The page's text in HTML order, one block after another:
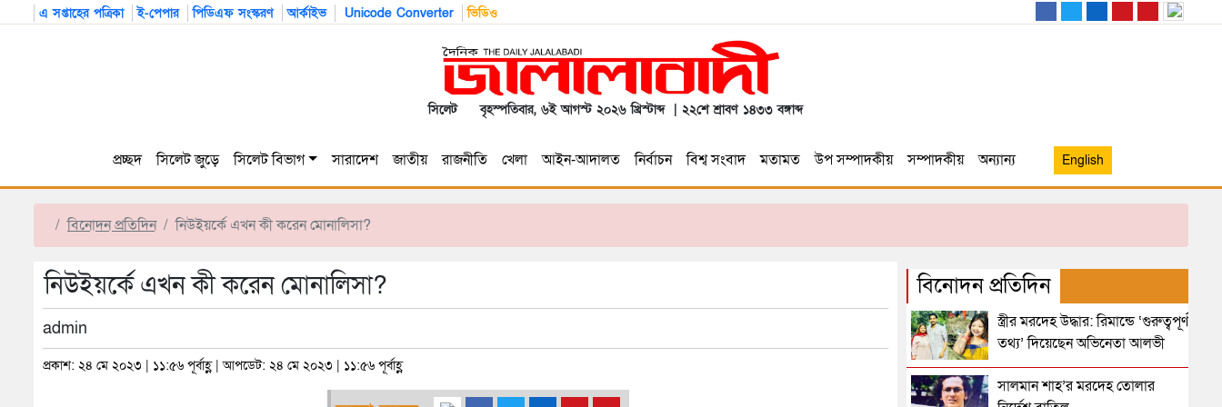
এ সপ্তাহের পত্রিকা ই-পেপার পিডিএফ সংস্করণ আর্কাইভ Unicode Converter ভিডিও
সিলেট বৃহস্পতিবার, ৬ই আগস্ট ২০২৬ খ্রিস্টাব্দ | ২২শে শ্রাবণ ১৪৩৩ বঙ্গাব্দ
প্রচ্ছদ সিলেট জুড়ে সিলেট বিভাগ সারাদেশ জাতীয় রাজনীতি খেলা আইন-আদালত নির্বাচন বিশ্ব সংবাদ মতামত উপ সম্পাদকীয় সম্পাদকীয় অন্যান্য English
বিনোদন প্রতিদিন নিউইয়র্কে এখন কী করেন মোনালিসা?
নিউইয়র্কে এখন কী করেন মোনালিসা?
admin
প্রকাশ: ২৪ মে ২০২৩ | ১১:৫৬ পূর্বাহ্ণ | আপডেট: ২৪ মে ২০২৩ | ১১:৫৬ পূর্বাহ্ণ
বিনোদন প্রতিদিন
স্ত্রীর মরদেহ উদ্ধার: রিমান্ডে ‘গুরুত্বপূর্ণ
তথ্য’ দিয়েছেন অভিনেতা আলভী
সালমান শাহ’র মরদেহ তোলার